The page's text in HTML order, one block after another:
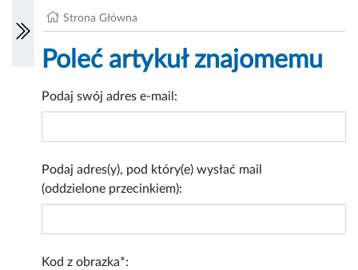
Strona Główna
Poleć artykuł znajomemu
Podaj swój adres e-mail:
Podaj adres(y), pod który(e) wysłać mail
(oddzielone przecinkiem):
Kod z obrazka*: